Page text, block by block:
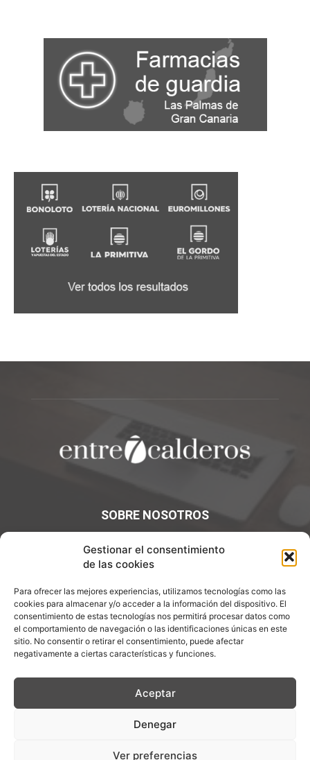
Gestionar el consentimiento
de las cookies
Para ofrecer las mejores experiencias, utilizamos tecnologías como las
cookies para almacenar y/o acceder a la información del dispositivo. El
consentimiento de estas tecnologías nos permitirá procesar datos como
el comportamiento de navegación o las identificaciones únicas en este
sitio. No consentir o retirar el consentimiento, puede afectar
negativamente a ciertas características y funciones.
Aceptar
Denegar
Ver preferencias
SOBRE NOSOTROS
¡Bienvenidos a Entre7Calderos.com, el lugar donde la
gastronomía y la cultura culinaria se encuentran! Sumérgete
Contáctanos:info@entre7calderos.com
SÍGUENOS
Política de Privacidad